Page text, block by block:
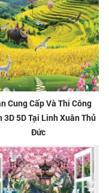
Cung Cấp Và Thi Công
3D 5D Tại Linh Xuân Thủ
Đức